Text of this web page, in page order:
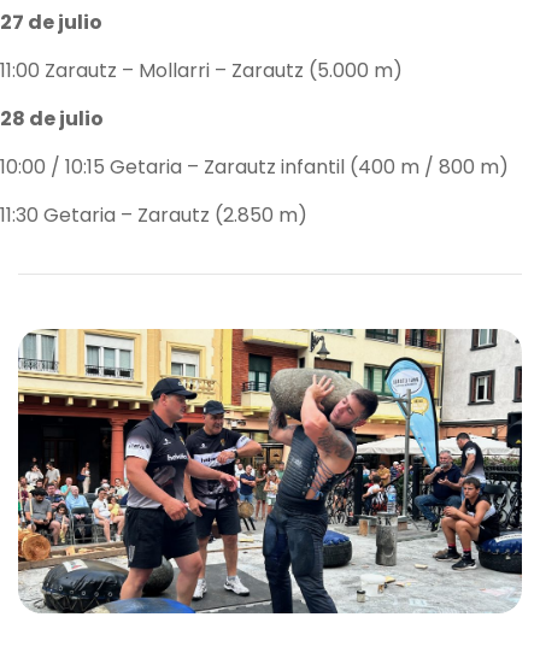
27 de julio
11:00 Zarautz – Mollarri – Zarautz (5.000 m)
28 de julio
10:00 / 10:15 Getaria – Zarautz infantil (400 m / 800 m)
11:30 Getaria – Zarautz (2.850 m)